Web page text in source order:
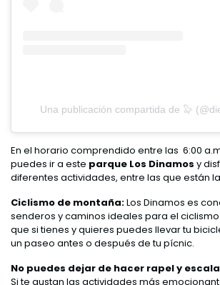
Una publicación compartida de 🦭
En el horario comprendido entre las 6:00
puedes ir a este parque Los Dinamos y
diferentes actividades, entre las que están
Ciclismo de montaña:Los Dinamos es
senderos y caminos ideales para el
que si tienes y quieres puedes llevar tu
un paseo antes o después de tu pícnic.
No puedes dejar de hacer rapel y
Si te gustan las actividades más